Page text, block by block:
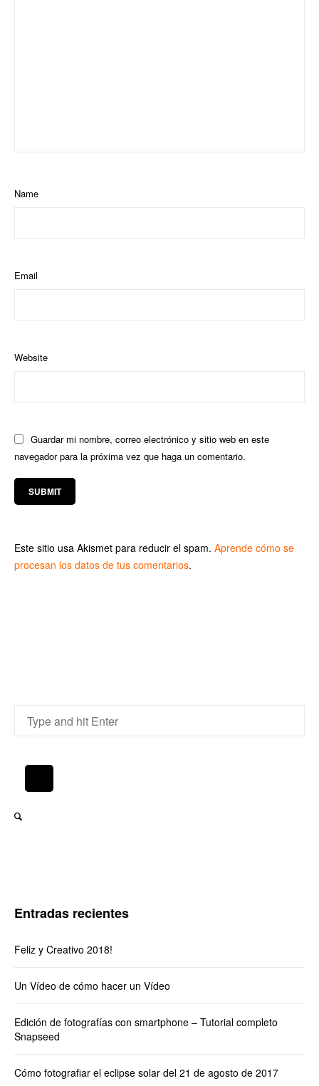
Name
Email
Website
Guardar mi nombre, correo electrónico y sitio web en este
navegador para la próxima vez que haga un comentario.
Este sitio usa Akismet para reducir el spam. Aprende cómo se
procesan los datos de tus comentarios.
Entradas recientes
Feliz y Creativo 2018!
Un Vídeo de cómo hacer un Vídeo
Edición de fotografías con smartphone – Tutorial completo
Snapseed
Cómo fotografiar el eclipse solar del 21 de agosto de 2017